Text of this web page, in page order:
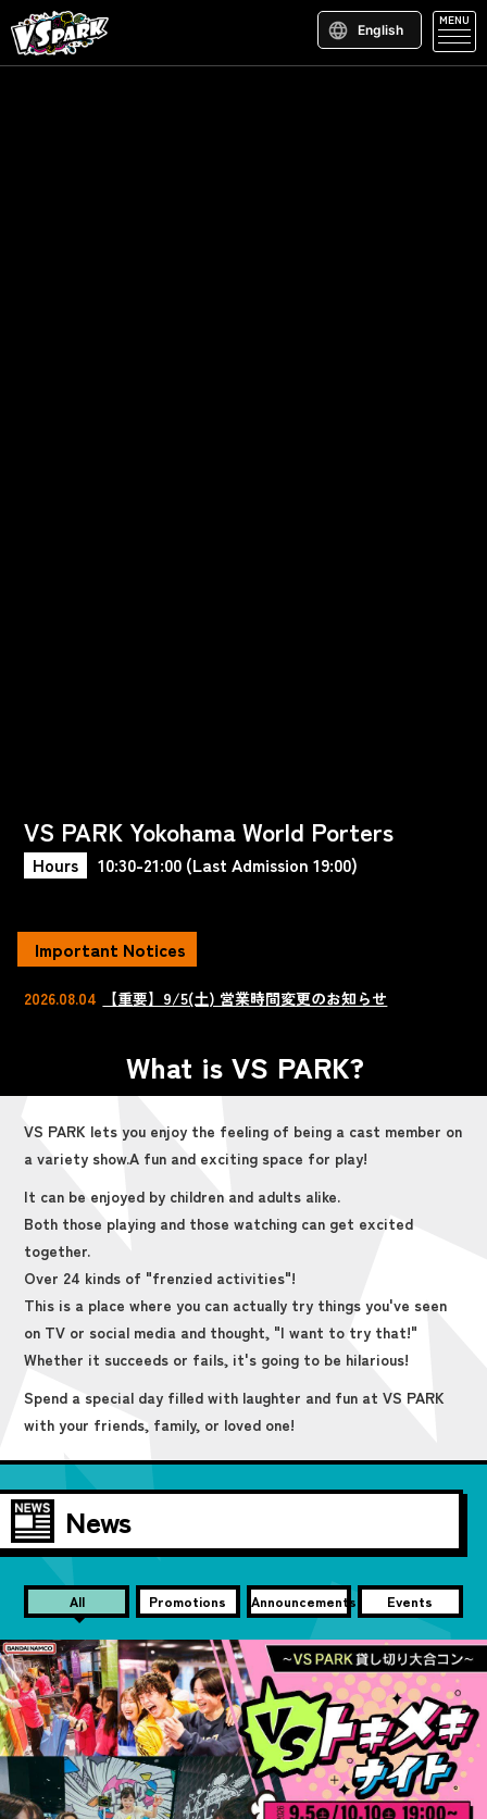
English
MENU
VS PARK Yokohama World Porters
Hours 10:30-21:00 (Last Admission 19:00)
Important Notices
2026.08.04 【重要】9/5(土) 営業時間変更のお知らせ
What is VS PARK?
VS PARK lets you enjoy the feeling of being a cast member on
a variety show.A fun and exciting space for play!
It can be enjoyed by children and adults alike.
Both those playing and those watching can get excited
together.
Over 24 kinds of "frenzied activities"!
This is a place where you can actually try things you've seen
on TV or social media and thought, "I want to try that!"
Whether it succeeds or fails, it's going to be hilarious!
Spend a special day filled with laughter and fun at VS PARK
with your friends, family, or loved one!
News
All Promotions Announcements Events